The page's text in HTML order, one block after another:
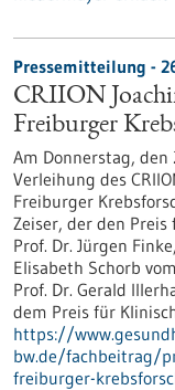
Pressemitteilung -
CRIION
Freiburger
Am Donnerstag, den
Verleihung des
Freiburger
Zeiser, der den
Prof. Dr. Jürgen
Elisabeth Schorb
Prof. Dr. Gerald
dem Preis für
https://
bw.de/fachbeitrag/
freiburger-